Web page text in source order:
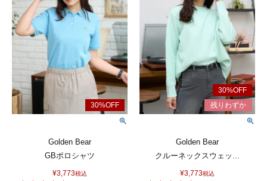
Golden Bear
GBポロシャツ
¥3,773税込
Golden Bear
クルーネックスウェッ...
¥3,773税込